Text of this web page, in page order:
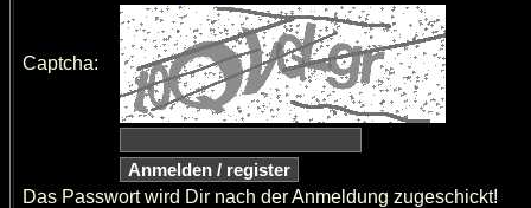
Captcha:
Das Passwort wird Dir nach der Anmeldung zugeschickt!